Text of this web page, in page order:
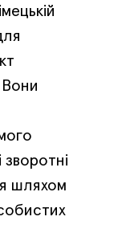
зворотні
шляхом